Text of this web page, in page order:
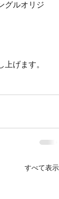
グルオリジ
げます。
すべて表示